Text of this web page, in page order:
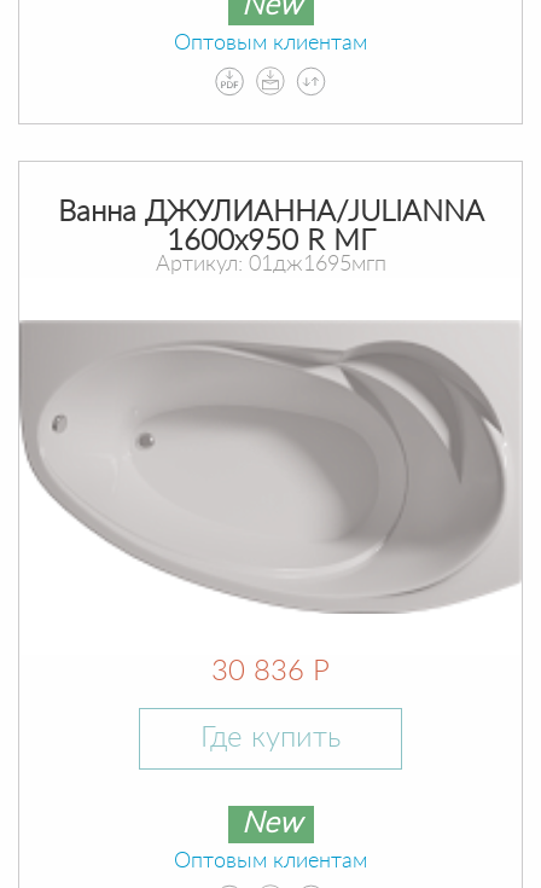
New
Оптовым клиентам
Ванна ДЖУЛИАННА/JULIANNA
1600х950 R МГ
Артикул: 01дж1695мгп
30 836 Р
Где купить
New
Оптовым клиентам